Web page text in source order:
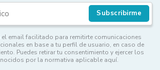
Subscribirme
email facilitado para remitirte comunicaciones
en base a tu perfil de usuario, en caso de
Puedes retirar tu consentimiento y ejercer los
por la normativa aplicable aquí.